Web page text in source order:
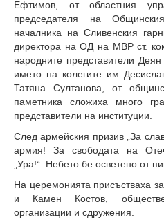
Ефтимов, от областния
председателя на
началника на Сливенския
директора на ОД на МВР ст.
народните представители
името на колегите им
Татяна Султанова, от
паметника сложиха много
представители на институции.
След армейския призив „За
армия! За свободата на
„Ура!“. Небето бе осветено от
На церемонията присъстваха
и Камен Костов,
организации и сдружения.